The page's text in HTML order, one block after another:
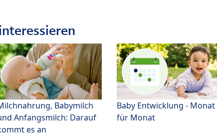
Babymilch
Anfangsmilch: Darauf
es an
Baby Entwicklung - Monat
für Monat